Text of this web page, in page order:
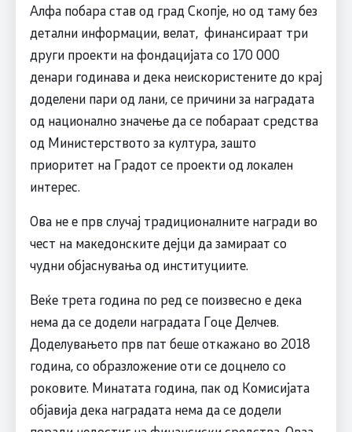
Алфа побара став од град Скопје, но од таму без
детални информации, велат, финансираат три
други проекти на фондацијата со 170 000
денари годинава и дека неискористените до крај
доделени пари од лани, се причини за наградата
од национално значење да се побараат средства
од Министерството за култура, зашто
приоритет на Градот се проекти од локален
интерес.
Ова не е прв случај традиционалните награди во
чест на македонските дејци да замираат со
чудни објаснувања од институциите.
Веќе трета година по ред се поизвесно е дека
нема да се додели наградата Гоце Делчев.
Доделувањето прв пат беше откажано во 2018
година, со образложение оти се доцнело со
роковите. Минатата година, пак од Комисијата
објавија дека наградата нема да се додели